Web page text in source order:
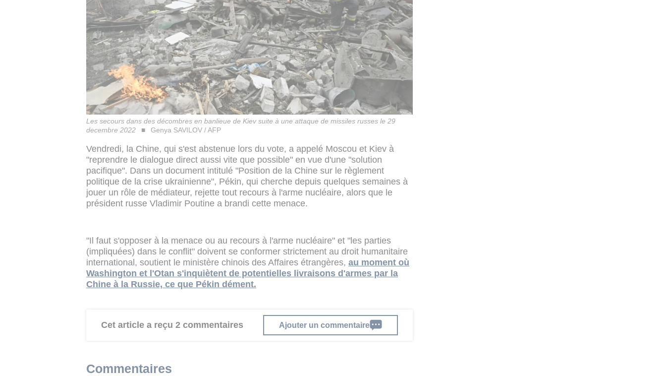
Les secours dans des décombres en banlieue de Kiev suite à une attaque de missiles russes le 29
decembre 2022
Genya SAVILOV / AFP
Vendredi, la Chine, qui s'est abstenue lors du vote, a appelé Moscou et Kiev à
"reprendre le dialogue direct aussi vite que possible" en vue d'une "solution
pacifique". Dans un document intitulé "Position de la Chine sur le règlement
politique de la crise ukrainienne", Pékin, qui cherche depuis quelques semaines à
jouer un rôle de médiateur, rejette tout recours à l'arme nucléaire, alors que le
président russe Vladimir Poutine a brandi cette menace.
"Il faut s'opposer à la menace ou au recours à l'arme nucléaire" et "les parties
(impliquées) dans le conflit" doivent se conformer strictement au droit humanitaire
international, soutient le ministère chinois des Affaires étrangères, au moment où
Washington et l'Otan s'inquiètent de potentielles livraisons d'armes par la
Chine à la Russie, ce que Pékin dément.
Cet article a reçu 2 commentaires Ajouter un commentaire
Commentaires